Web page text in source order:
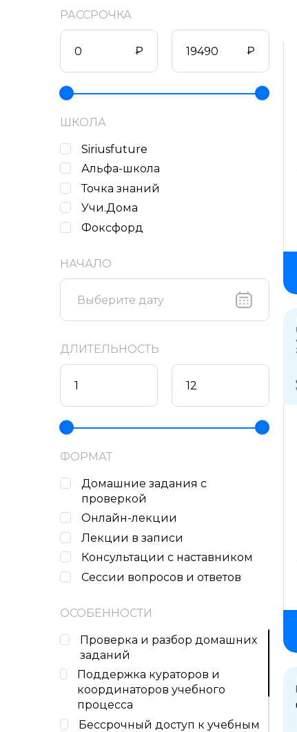
РАССРОЧКА
₽ ₽
ШКОЛА
Siriusfuture
Альфа-школа
Точка знаний
Учи.Дома
Фоксфорд
НАЧАЛО
ДЛИТЕЛЬНОСТЬ
ФОРМАТ
Домашние задания c
проверкой
Онлайн-лекции
Лекции в записи
Консультации с наставником
Сессии вопросов и ответов
ОСОБЕННОСТИ
Проверка и разбор домашних
заданий
Поддержка кураторов и
координаторов учебного
процесса
Бессрочный доступ к учебным